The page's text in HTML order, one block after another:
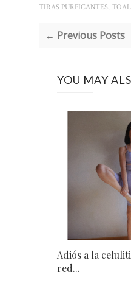
TIRAS PURFICANTES,
← Previous Posts
YOU MAY
Adiós a la
red...